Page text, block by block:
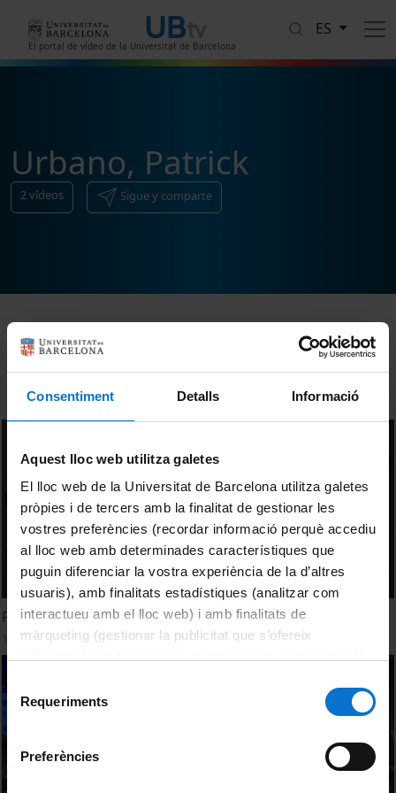
Consentiment Detalls Informació
Aquest lloc web utilitza galetes
El lloc web de la Universitat de Barcelona utilitza galetes
pròpies i de tercers amb la finalitat de gestionar les
vostres preferències (recordar informació perquè accediu
al lloc web amb determinades característiques que
puguin diferenciar la vostra experiència de la d’altres
usuaris), amb finalitats estadístiques (analitzar com
interactueu amb el lloc web) i amb finalitats de
màrqueting (gestionar la publicitat que s’ofereix
consultar laPolítica de galetes del lloc web de la
Selecció
de Requeriments
Preferències
El portal de vídeo de la Universitat de Barcelona
ES
Urbano, Patrick
2vídeos Sigue y comparte
Ordenar
Records UB. Capítol 1
19 Enero, 2026